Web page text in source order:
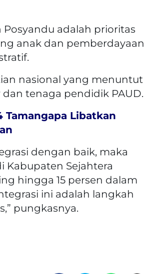
adalah prioritas
anak dan pemberdayaan
nasional yang menuntut
tenaga pendidik PAUD.
Tamangapa Libatkan
dengan baik, maka
Kabupaten Sejahtera
hingga 15 persen dalam
ini adalah langkah
pungkasnya.